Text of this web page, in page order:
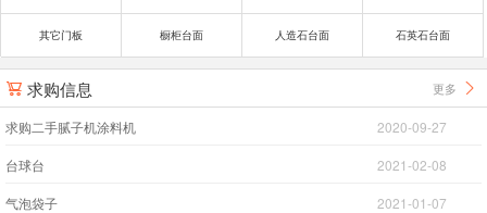
其它门板 橱柜台面 人造石台面 石英石台面
 求购信息 更多 
求购二手腻子机涂料机 2020-09-27
台球台 2021-02-08
气泡袋子 2021-01-07